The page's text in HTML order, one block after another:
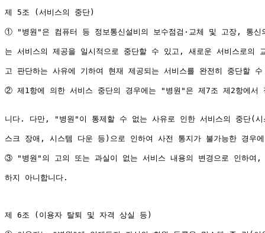
제 5조 (서비스의 중단)
① "병원"은 컴퓨터 등 정보통신설비의 보수점검·교체 및 고장, 통신
는 서비스의 제공을 일시적으로 중단할 수 있고, 새로운 서비스로의
고 판단하는 사유에 기하여 현재 제공되는 서비스를 완전히 중단할
② 제1항에 의한 서비스 중단의 경우에는 "병원"은 제7조 제2항에서
니다. 다만, "병원"이 통제할 수 없는 사유로 인한 서비스의 중단(시
스크 장애, 시스템 다운 등)으로 인하여 사전 통지가 불가능한 경우
③ "병원"의 고의 또는 과실이 없는 서비스 내용의 변경으로 인하여,
하지 아니합니다.
제 6조 (이용자 탈퇴 및 자격 상실 등)